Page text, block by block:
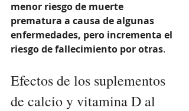
menor riesgo de muerte
prematura a causa de algunas
enfermedades, pero incrementa el
riesgo de fallecimiento por otras.
Efectos de los suplementos
de calcio y vitamina D al